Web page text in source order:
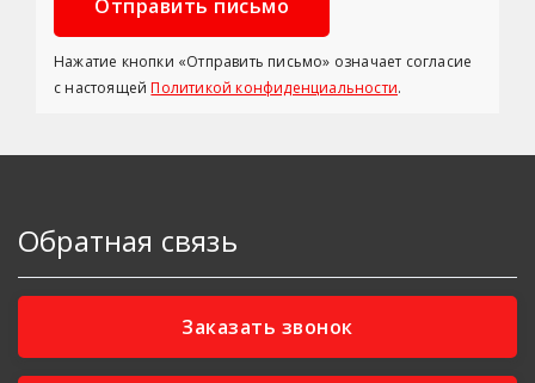
Нажатие кнопки «Отправить письмо» означает согласие
с настоящейПолитикой конфиденциальности.
Обратная связь
Заказать звонок